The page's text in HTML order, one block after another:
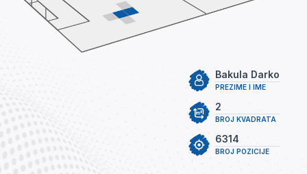
PREZIME I IME
Bakula Darko
BROJ KVADRATA
2
BROJ POZICIJE
6314